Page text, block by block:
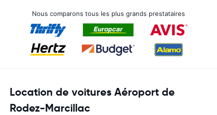
Nous comparons tous les plus grands prestataires
Location de voitures Aéroport de
Rodez-Marcillac